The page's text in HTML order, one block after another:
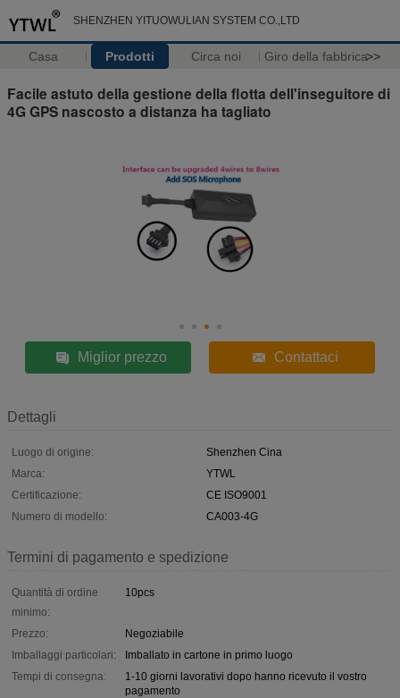
SHENZHEN YITUOWULIAN SYSTEM CO.,LTD
Casa Prodotti Circa noi Giro della fabbrica>>
Facile astuto della gestione della flotta dell'inseguitore di
4G GPS nascosto a distanza ha tagliato
Miglior prezzo Contattaci
Dettagli
Luogo di origine:
Shenzhen Cina
Marca:
YTWL
Certificazione:
CE ISO9001
Numero di modello:
CA003-4G
Termini di pagamento e spedizione
Quantità di ordine
minimo:
10pcs
Prezzo:
Negoziabile
Imballaggi particolari:
Imballato in cartone in primo luogo
Tempi di consegna:
1-10 giorni lavorativi dopo hanno ricevuto il vostro
pagamento